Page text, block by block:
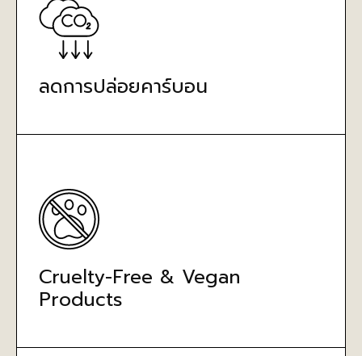
ลดการปล่อยคาร์บอน
Cruelty-Free & Vegan
Products